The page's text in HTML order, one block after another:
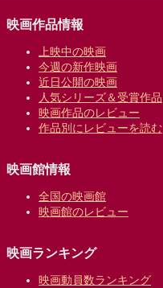
映画作品情報
上映中の映画
今週の新作映画
近日公開の映画
人気シリーズ＆受賞作品
映画作品のレビュー
作品別にレビューを読む
映画館情報
全国の映画館
映画館のレビュー
映画ランキング
映画動員数ランキング